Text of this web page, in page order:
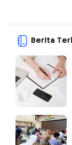
Berita